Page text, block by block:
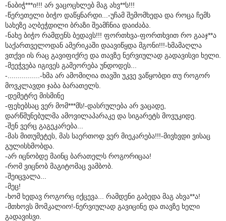
-ნაბიჭ***ი!!! არ ვაცოცხლებ მაგ ახვ**ს!!!
-წერეთელი ბიჭო დაწყნარდი...-უჩამ შემომხედა და როცა ჩემს
სახეზე აღბეჭდილი ბრაზი შეამჩნია დაიძაბა.
-ნახე ბიჭო რამდენს ბედავს!!! ფორთხვა-ფორთხვით რო გააჯ**ა
საქართველოდან ამერიკაში დაავიწყდა მგონი!!!-ხმამაღლა
ვთქვი ის რაც გავიფიქრე და თავზე ნერვიულად გადავისვი ხელი.
-მეეჭვება იგივეს გამეორება უნდოდეს...
-................-ხმა არ ამომიღია თავში უკვე ვაწყობდი თუ როგორ
მოვკლავდი ჯაბა ბარათელს.
-დემეტრე მისმინე
-ფეხებსაც ვერ მომ***მს!-დასრულება არ ვაცადე,
დარწმუნებულმა ამოვილაპარაკე და სიგარეტს მოვუკიდე.
-შენ ვერც გაგეკარება...
-მას მითუმეტეს, მას საერთოდ ვერ მიეკარება!!!-მივხვდი ვისაც
გულისხმობდა.
-არ იცნობდე მაინც ბარათელს როგორიცაა!
-რომ ვიცნობ მაგიტომაც ვამბობ.
-შეიცვალა...
-მეც!
-ხომ ხედავ როგორც იქცევა... რამდენი გაბედა მაგ ახვა**ა!
-მთხოვს მომკალიო!-ნერვიულად გავიცინე და თავზე ხელი
გადავისვი.